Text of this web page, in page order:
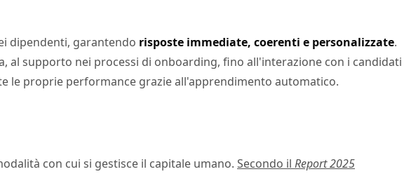
dipendenti, garantendo risposte immediate, coerenti e personalizzate.
al supporto nei processi di onboarding, fino all'interazione con i candidati
le proprie performance grazie all'apprendimento automatico.
con cui si gestisce il capitale umano. Secondo il Report 2025